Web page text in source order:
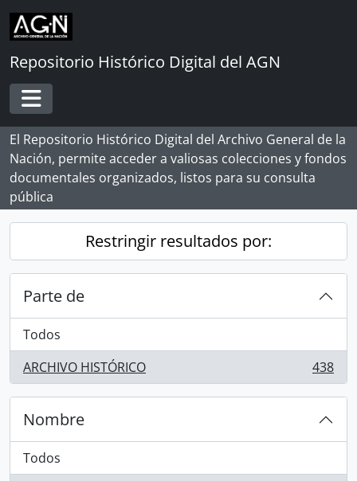
Skip to main content
Repositorio Histórico Digital del AGN
Toggle navigation
El Repositorio Histórico Digital del Archivo General de la
Nación, permite acceder a valiosas colecciones y fondos
documentales organizados, listos para su consulta
pública
Restringir resultados por:
Parte de
Todos
ARCHIVO HISTÓRICO
, 438 resultados 438
Nombre
Todos